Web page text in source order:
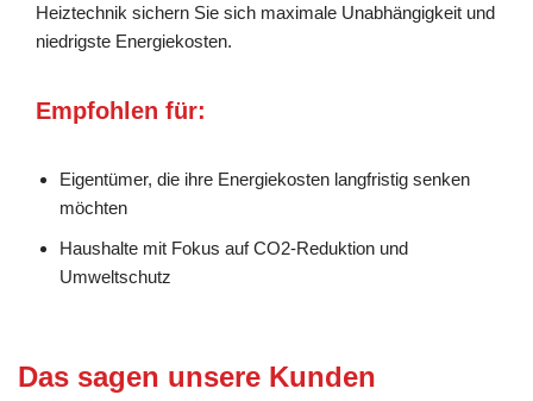
Heiztechnik sichern Sie sich maximale Unabhängigkeit und
niedrigste Energiekosten.
Empfohlen für:
Eigentümer, die ihre Energiekosten langfristig senken
möchten
Haushalte mit Fokus auf CO2-Reduktion und
Umweltschutz
Das sagen unsere Kunden